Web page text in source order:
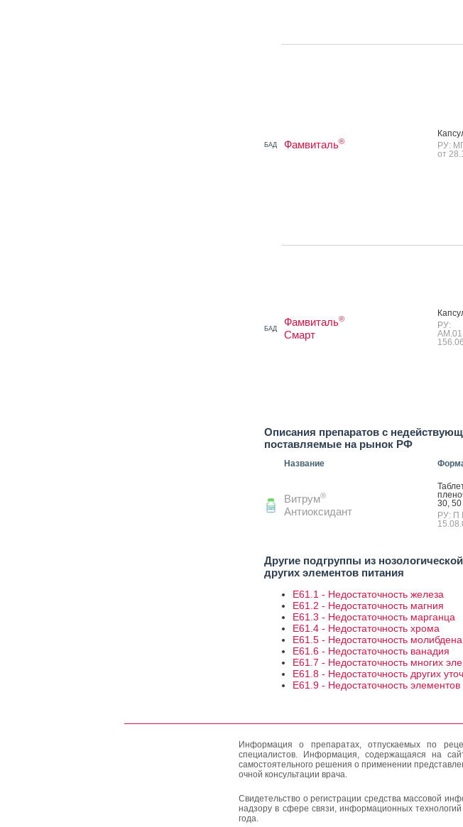
БАД Фамвиталь®
РУ:
от
БАД
Фамвиталь®
Смарт
РУ:
Описания препаратов с
поставляемые на рынок РФ
Название
Витрум®
Антиоксидант
30,
РУ: П
Другие подгруппы из
других элементов питания
E61.1 - Недостаточность железа
E61.2 - Недостаточность магния
E61.3 - Недостаточность марганца
E61.4 - Недостаточность хрома
E61.5 - Недостаточность молибдена
E61.6 - Недостаточность ванадия
E61.7 - Недостаточность многих
E61.8 - Недостаточность других
E61.9 - Недостаточность
Информация о препаратах, отпускаемых по
специалистов. Информация, содержащаяся на
самостоятельного решения о применении
очной консультации врача.
Свидетельство о регистрации средства массовой
надзору в сфере связи, информационных
года.